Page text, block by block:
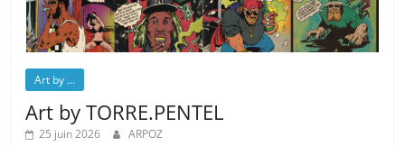
Art by ...
Art by TORRE.PENTEL
25 juin 2026 ARPOZ